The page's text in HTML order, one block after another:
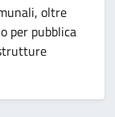
oltre
per pubblica